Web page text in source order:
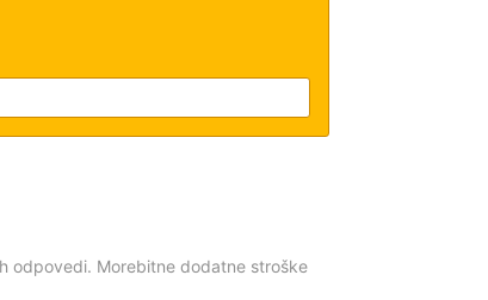
odpovedi. Morebitne dodatne stroške